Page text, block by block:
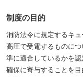
制度の目的
消防法令に規定するキ
高圧で受電するものに
準に適合しているかを
確保に寄与することを目